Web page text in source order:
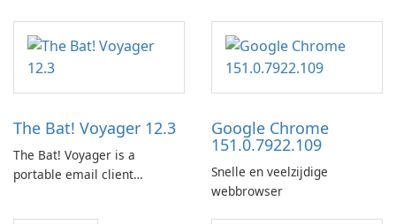
lying on the beach, camping
in the woods or even during
your long commute to work
Downloader is a desktop
utility for saving Amazon
Prime Video titles and other
Amazon web-player content
The Bat! Voyager 12.3
The Bat! Voyager is a
portable email client
Google Chrome
151.0.7922.109
Snelle en veelzijdige
webbrowser